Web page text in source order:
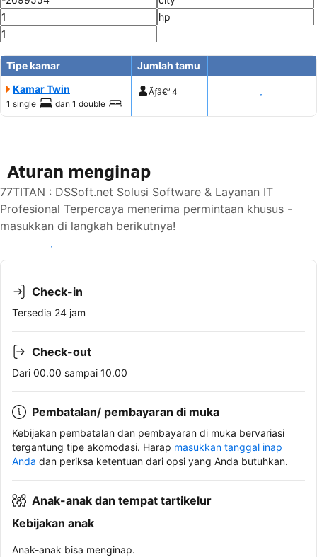
Tipe kamar
Jumlah tamu
Kamar Twin
1 single dan 1 double
Ãƒâ€” 4 Tampilkan harga
Aturan menginap
77TITAN : DSSoft.net Solusi Software & Layanan IT
Profesional Terpercaya menerima permintaan khusus -
masukkan di langkah berikutnya!
Lihat ketersediaan
Check-in
Tersedia 24 jam
Check-out
Dari 00.00 sampai 10.00
Pembatalan/ pembayaran di muka
Kebijakan pembatalan dan pembayaran di muka bervariasi
tergantung tipe akomodasi. Harap masukkan tanggal inap
Anda dan periksa ketentuan dari opsi yang Anda butuhkan.
Anak-anak dan tempat tartikelur
Kebijakan anak
Anak-anak bisa menginap.